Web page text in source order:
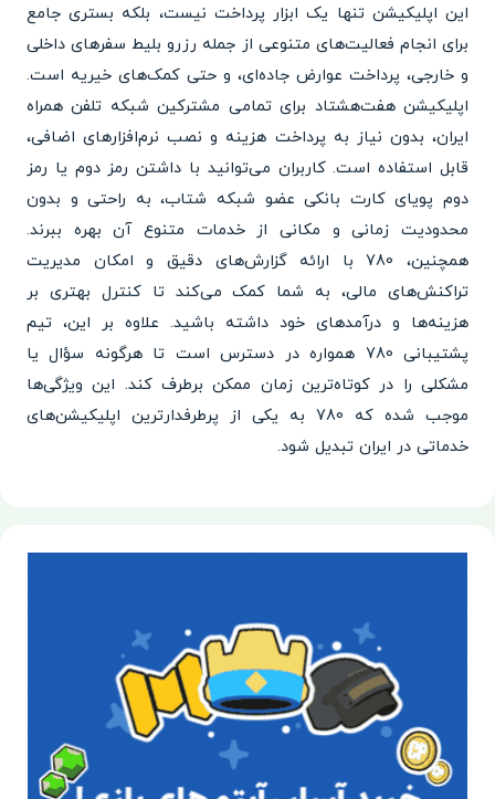
این اپلیکیشن تنها یک ابزار پرداخت نیست، بلکه بستری جامع
برای انجام فعالیت‌های متنوعی از جمله رزرو بلیط سفرهای داخلی
و خارجی، پرداخت عوارض جاده‌ای، و حتی کمک‌های خیریه است.
اپلیکیشن هفت‌هشتاد برای تمامی مشترکین شبکه تلفن همراه
ایران، بدون نیاز به پرداخت هزینه و نصب نرم‌افزارهای اضافی،
قابل استفاده است. کاربران می‌توانید با داشتن رمز دوم یا رمز
دوم پویای کارت بانکی عضو شبکه شتاب، به راحتی و بدون
محدودیت زمانی و مکانی از خدمات متنوع آن بهره ببرند.
همچنین، 780 با ارائه گزارش‌های دقیق و امکان مدیریت
تراکنش‌های مالی، به شما کمک می‌کند تا کنترل بهتری بر
هزینه‌ها و درآمدهای خود داشته باشید. علاوه بر این، تیم
پشتیبانی 780 همواره در دسترس است تا هرگونه سؤال یا
مشکلی را در کوتاه‌ترین زمان ممکن برطرف کند. این ویژگی‌ها
موجب شده که 780 به یکی از پرطرفدارترین اپلیکیشن‌های
خدماتی در ایران تبدیل شود.